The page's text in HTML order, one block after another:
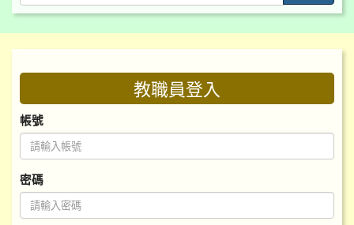
509823_0.jpg
教職員登入
帳號
密碼